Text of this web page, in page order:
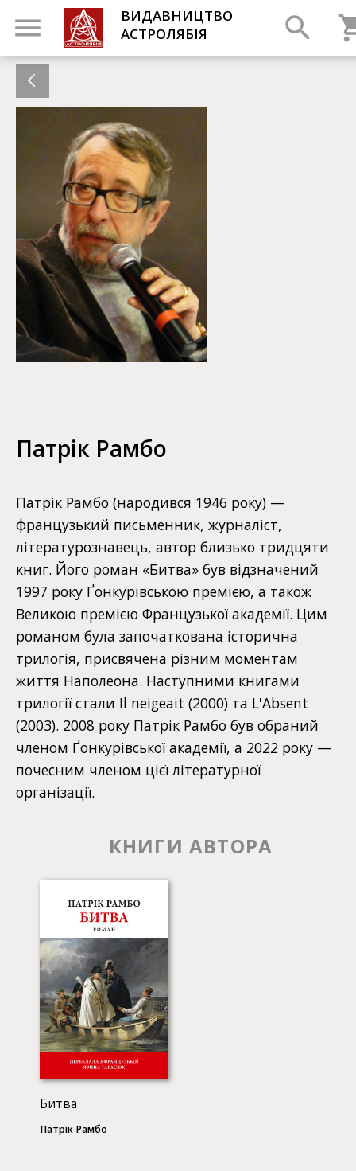
ВИДАВНИЦТВО
АСТРОЛЯБІЯ
Патрік Рамбо
Патрік Рамбо (народився 1946 року) —
французький письменник, журналіст,
літературознавець, автор близько тридцяти
книг. Його роман «Битва» був відзначений
1997 року Ґонкурівською премією, а також
Великою премією Французької академії. Цим
романом була започаткована історична
трилогія, присвячена різним моментам
життя Наполеона. Наступними книгами
трилогії стали Il neigeait (2000) та L'Absent
(2003). 2008 року Патрік Рамбо був обраний
членом Ґонкурівської академії, а 2022 року —
почесним членом цієї літературної
організації.
КНИГИ АВТОРА
Битва
Патрік Рамбо